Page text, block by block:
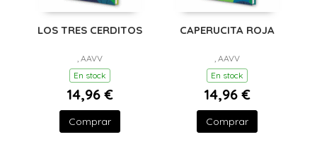
LOS TRES CERDITOS
, AAVV
En stock
14,96 €
Comprar
CAPERUCITA ROJA
, AAVV
En stock
14,96 €
Comprar